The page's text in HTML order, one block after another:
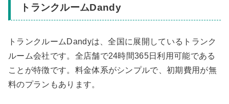
トランクルームDandy
トランクルームDandyは、全国に展開しているトランク
ルーム会社です。全店舗で24時間365日利用可能である
ことが特徴です。料金体系がシンプルで、初期費用が無
料のプランもあります。